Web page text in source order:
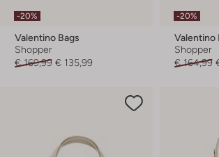
-20%
Valentino Bags
Shopper
€ 169,99 € 135,99
-20%
Valentino
Shopper
€ 164,99